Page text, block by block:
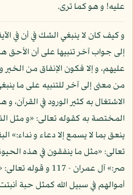
عليه! و هو كما ترى.
و كيف كان لا ينبغي الشك في أن في
إلى جواب آخر تنبيها على أن
عليهم، و إلا فكون الإنفاق من
من معنى إلى آخر للتنبيه على ما
الاشتغال به كثير الورود في
المختصة به كقوله تعالى: «و مثل
تعالى: «مثل ما ينفقون في هذه
صر:» آل عمران - 117 و
أموالهم في سبيل الله كمثل حبة